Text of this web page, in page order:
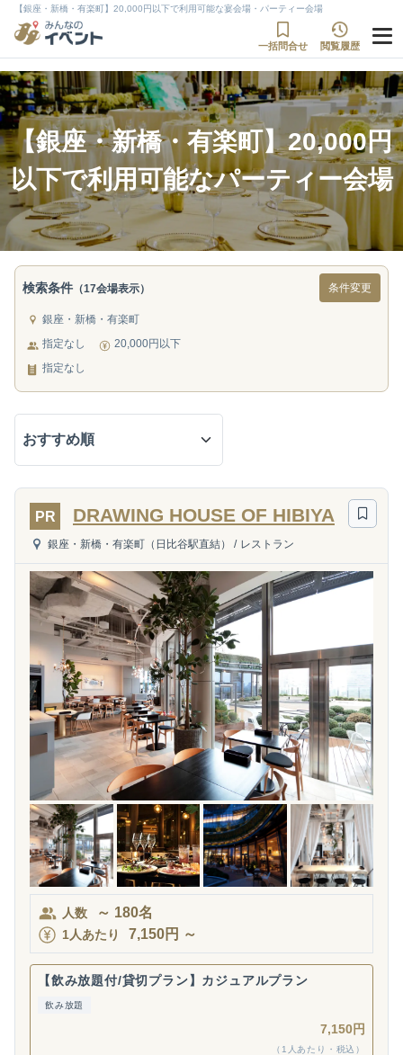
【銀座・新橋・有楽町】20,000円以下で利用可能な宴会場・パーティー会場
一括問合せ 閲覧履歴
【銀座・新橋・有楽町】20,000円
以下で利用可能なパーティー会場
検索条件 （17会場表示） 条件変更
銀座・新橋・有楽町
指定なし
20,000円以下
指定なし
PR DRAWING HOUSE OF HIBIYA
銀座・新橋・有楽町（日比谷駅直結） / レストラン
人数 ～ 180名
1人あたり 7,150円 ～
【飲み放題付/貸切プラン】カジュアルプラン
飲み放題
7,150円
（1人あたり・税込）